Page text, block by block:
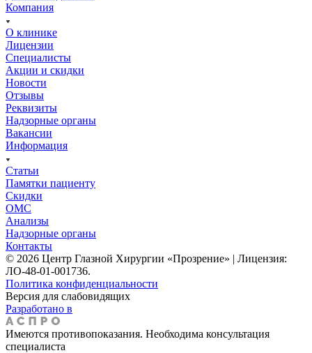
Компания
О клинике
Лицензии
Специалисты
Акции и скидки
Новости
Отзывы
Реквизиты
Надзорные органы
Вакансии
Информация
Статьи
Памятки пациенту
Скидки
ОМС
Анализы
Надзорные органы
Контакты
© 2026 Центр Глазной Хирургии «Прозрение» | Лицензия:
ЛО-48-01-001736.
Политика конфиденциальности
Версия для слабовидящих
Разработано в
Имеются противопоказания. Необходима консультация
специалиста